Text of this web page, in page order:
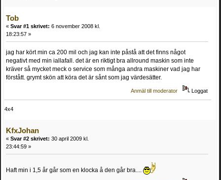
Tob
« Svar #1 skrivet: 6 november 2008 kl.
18:23:57 »
jag har kört min ca 200 mil och jag kan inte påstå att det finns något
negativt med min iallafall. det är en riktigt bra allround maskin som inte
kräver så mycket meck o service som många andra maskiner vad jag har
förstått. grymt skön att köra det är sånt som jag värdesätter.
Anmäl till moderator Loggat
4x4
KfxJohan
« Svar #2 skrivet: 30 april 2009 kl.
23:44:59 »
Haft min i 1,5 år går som en klocka å den går bra....